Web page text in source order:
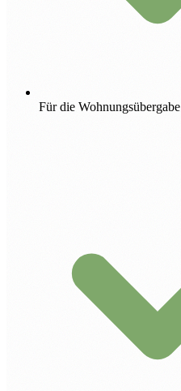
Für die Wohnungsübergabe